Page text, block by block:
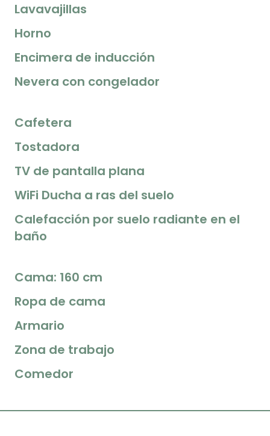
Lavavajillas
Horno
Encimera de inducción
Nevera con congelador
Cafetera
Tostadora
TV de pantalla plana
WiFi Ducha a ras del suelo
Calefacción por suelo radiante en el
baño
Cama: 160 cm
Ropa de cama
Armario
Zona de trabajo
Comedor